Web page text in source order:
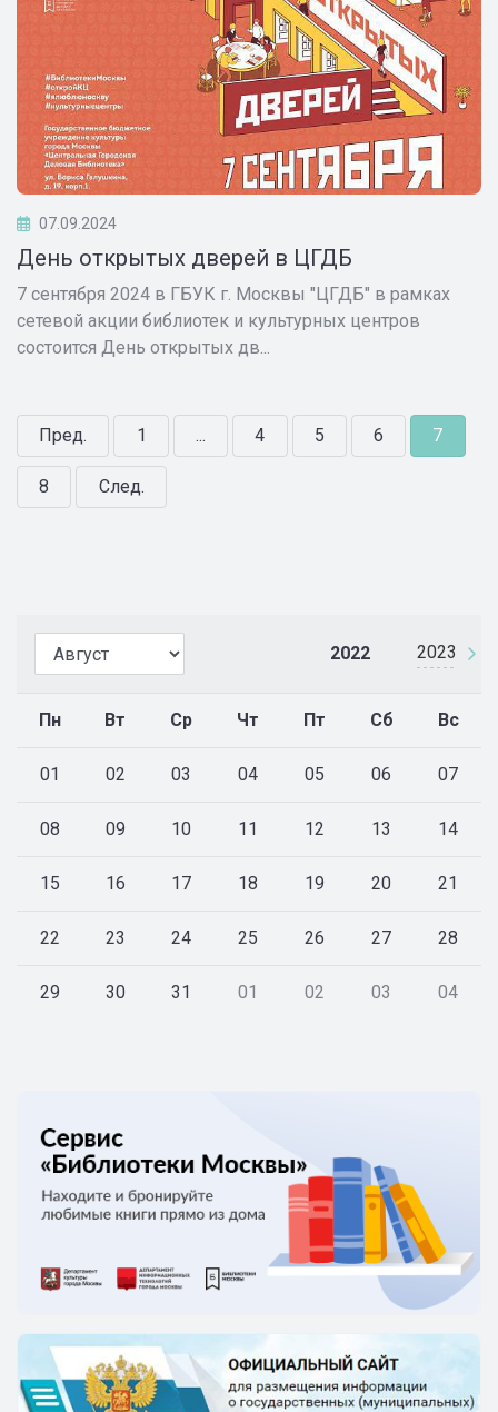
2022 2023
Пн Вт Ср Чт Пт Сб Вс
01 02 03 04 05 06 07
08 09 10 11 12 13 14
15 16 17 18 19 20 21
22 23 24 25 26 27 28
29 30 31 01 02 03 04
07.09.2024
День открытых дверей в ЦГДБ
7 сентября 2024 в ГБУК г. Москвы "ЦГДБ" в рамках
сетевой акции библиотек и культурных центров
состоится День открытых дв...
Пред. 1 ... 4 5 6 7
8 След.